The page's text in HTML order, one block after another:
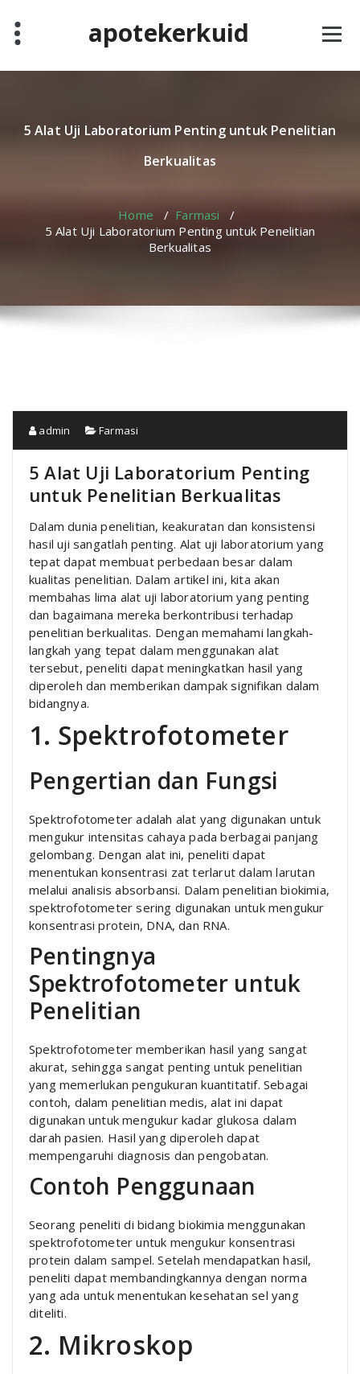
content
apotekerkuid
5 Alat Uji Laboratorium Penting untuk Penelitian
Berkualitas
Home / Farmasi /
5 Alat Uji Laboratorium Penting untuk Penelitian
Berkualitas
admin Farmasi
5 Alat Uji Laboratorium Penting
untuk Penelitian Berkualitas
Dalam dunia penelitian, keakuratan dan konsistensi
hasil uji sangatlah penting. Alat uji laboratorium yang
tepat dapat membuat perbedaan besar dalam
kualitas penelitian. Dalam artikel ini, kita akan
membahas lima alat uji laboratorium yang penting
dan bagaimana mereka berkontribusi terhadap
penelitian berkualitas. Dengan memahami langkah-
langkah yang tepat dalam menggunakan alat
tersebut, peneliti dapat meningkatkan hasil yang
diperoleh dan memberikan dampak signifikan dalam
bidangnya.
1. Spektrofotometer
Pengertian dan Fungsi
Spektrofotometer adalah alat yang digunakan untuk
mengukur intensitas cahaya pada berbagai panjang
gelombang. Dengan alat ini, peneliti dapat
menentukan konsentrasi zat terlarut dalam larutan
melalui analisis absorbansi. Dalam penelitian biokimia,
spektrofotometer sering digunakan untuk mengukur
konsentrasi protein, DNA, dan RNA.
Pentingnya
Spektrofotometer untuk
Penelitian
Spektrofotometer memberikan hasil yang sangat
akurat, sehingga sangat penting untuk penelitian
yang memerlukan pengukuran kuantitatif. Sebagai
contoh, dalam penelitian medis, alat ini dapat
digunakan untuk mengukur kadar glukosa dalam
darah pasien. Hasil yang diperoleh dapat
mempengaruhi diagnosis dan pengobatan.
Contoh Penggunaan
Seorang peneliti di bidang biokimia menggunakan
spektrofotometer untuk mengukur konsentrasi
protein dalam sampel. Setelah mendapatkan hasil,
peneliti dapat membandingkannya dengan norma
yang ada untuk menentukan kesehatan sel yang
diteliti.
2. Mikroskop